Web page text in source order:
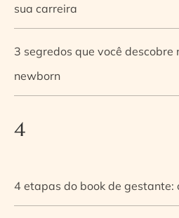
sua carreira
3 segredos que você
newborn
4
4 etapas do book de gestante: